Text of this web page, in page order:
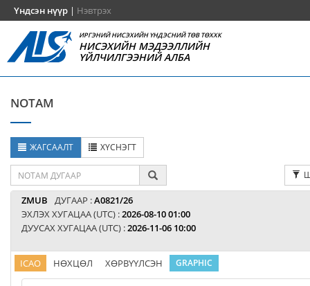
Үндсэн нүүр | Нэвтрэх
ИРГЭНИЙ НИСЭХИЙН ҮНДЭСНИЙ ТӨВ ТӨХХК
НИСЭХИЙН МЭДЭЭЛЛИЙН
ҮЙЛЧИЛГЭЭНИЙ АЛБА
NOTAM
ЖАГСААЛТ ХҮСНЭГТ
ZMUB ДУГААР :A0821/26
ЭХЛЭХ ХУГАЦАА (UTC) :2026-08-10 01:00
ДУУСАХ ХУГАЦАА (UTC) :2026-11-06 10:00
ICAO НӨХЦӨЛ ХӨРВҮҮЛСЭН GRAPHIC